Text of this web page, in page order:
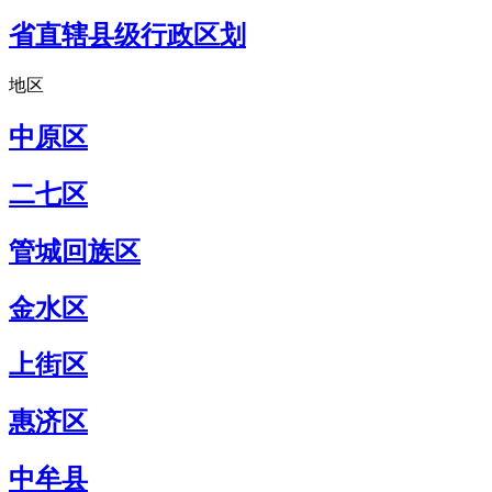
省直辖县级行政区划
地区
中原区
二七区
管城回族区
金水区
上街区
惠济区
中牟县